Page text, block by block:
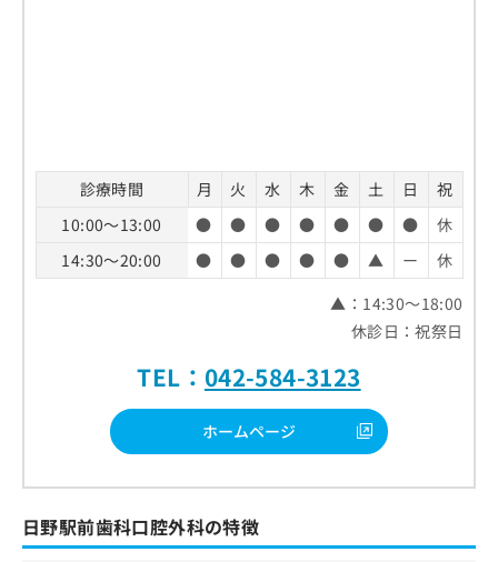
診療時間 月 火 水 木 金 土 日
祝
10:00～13:00
● ● ● ● ● ● ●
休
14:30～20:00
● ● ● ● ● ▲ ー
休
▲：14:30～18:00
休診日：祝祭日
TEL： 042-584-3123
ホームページ
日野駅前歯科口腔外科の特徴